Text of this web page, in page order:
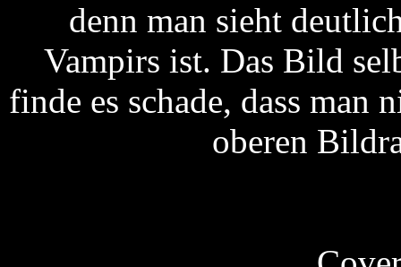
denn man sieht
Vampirs ist. Das Bild
finde es schade, dass man
oberen